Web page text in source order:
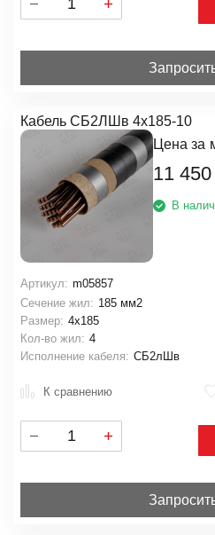
Кабель СБ2ЛШв 4х185-10
Цена за
11 450
В
Артикул: m05857
Сечение жил: 185 мм2
Размер: 4х185
Кол-во жил: 4
Исполнение кабеля: СБ2лШв
К сравнению